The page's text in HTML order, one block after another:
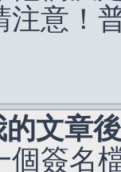
注意！
文章
個簽名